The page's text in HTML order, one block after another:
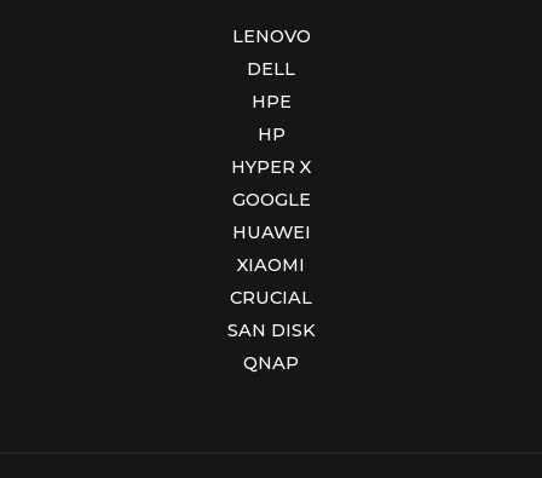
LENOVO
DELL
HPE
HP
HYPER X
GOOGLE
HUAWEI
XIAOMI
CRUCIAL
SAN DISK
QNAP